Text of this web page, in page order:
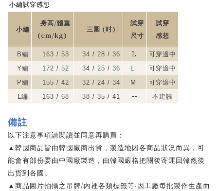
小編試穿感想
小編
身高/體重
(cm/kg)
三圍 (吋)
試穿
尺寸
試穿
感想
B編 163 / 53 34 / 28 / 36 L
可穿適中
Y編 172 / 52 34 / 25 / 36
可穿適中
P編 155 / 42 32 / 24 / 34 M
可穿適中
L編 163 / 68 38 / 35 / 41 -- 不建議
備註
以下注意事項請閱讀並同意再購買：
▲ 韓國商品皆由韓國廠商出貨，製造地因各商品狀況而異，可
能會有部份委由中國廠製造，由韓國嚴格把關後寄運回韓然後
出貨到各國。
▲ 商品圖片拍攝之吊牌/內裡各類標籤等‧因工廠每批製作生產而